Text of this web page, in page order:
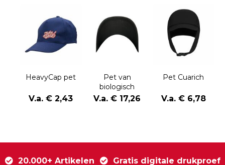
HeavyCap pet
V.a. € 2,43
Pet van
biologisch
katoen
V.a. € 17,26
Pet Cuarich
V.a. € 6,78
20.000+ Artikelen Gratis digitale drukproef